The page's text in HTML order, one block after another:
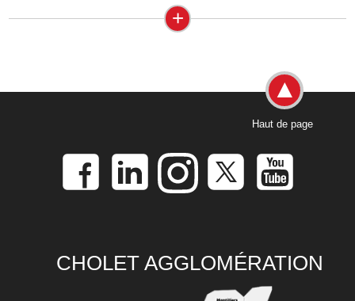
+
Haut de page
CHOLET AGGLOMÉRATION